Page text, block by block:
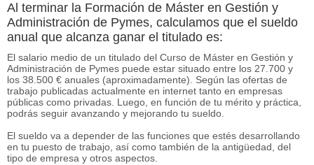
Al terminar la Formación de Máster en Gestión y
Administración de Pymes, calculamos que el sueldo
anual que alcanza ganar el titulado es:
El salario medio de un titulado del Curso de Máster en Gestión y
Administración de Pymes puede estar situado entre los 27.700 y
los 38.500 € anuales (aproximadamente). Según las ofertas de
trabajo publicadas actualmente en internet tanto en empresas
públicas como privadas. Luego, en función de tu mérito y práctica,
podrás seguir avanzando y mejorando tu sueldo.
El sueldo va a depender de las funciones que estés desarrollando
en tu puesto de trabajo, así como también de la antigüedad, del
tipo de empresa y otros aspectos.